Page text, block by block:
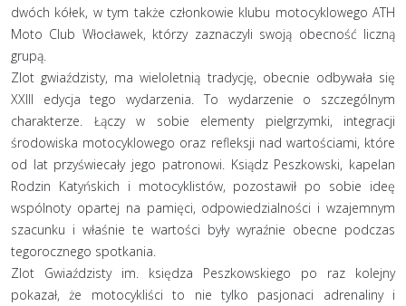
dwóch kółek, w tym także członkowie klubu motocyklowego ATH
Moto Club Włocławek, którzy zaznaczyli swoją obecność liczną
grupą.
Zlot gwiaździsty, ma wieloletnią tradycję, obecnie odbywała się
XXIII edycja tego wydarzenia. To wydarzenie o szczególnym
charakterze. Łączy w sobie elementy pielgrzymki, integracji
środowiska motocyklowego oraz refleksji nad wartościami, które
od lat przyświecały jego patronowi. Ksiądz Peszkowski, kapelan
Rodzin Katyńskich i motocyklistów, pozostawił po sobie ideę
wspólnoty opartej na pamięci, odpowiedzialności i wzajemnym
szacunku i właśnie te wartości były wyraźnie obecne podczas
tegorocznego spotkania.
Zlot Gwiaździsty im. księdza Peszkowskiego po raz kolejny
pokazał, że motocykliści to nie tylko pasjonaci adrenaliny i